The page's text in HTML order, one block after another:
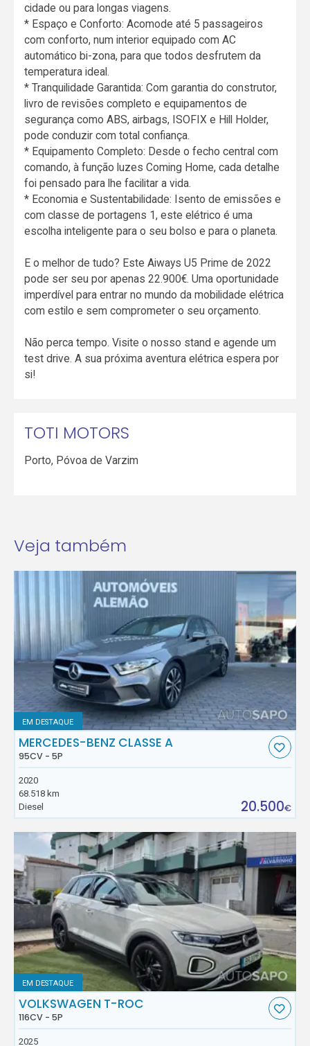
cidade ou para longas viagens.
* Espaço e Conforto: Acomode até 5 passageiros
com conforto, num interior equipado com AC
automático bi-zona, para que todos desfrutem da
temperatura ideal.
* Tranquilidade Garantida: Com garantia do construtor,
livro de revisões completo e equipamentos de
segurança como ABS, airbags, ISOFIX e Hill Holder,
pode conduzir com total confiança.
* Equipamento Completo: Desde o fecho central com
comando, à função luzes Coming Home, cada detalhe
foi pensado para lhe facilitar a vida.
* Economia e Sustentabilidade: Isento de emissões e
com classe de portagens 1, este elétrico é uma
escolha inteligente para o seu bolso e para o planeta.
E o melhor de tudo? Este Aiways U5 Prime de 2022
pode ser seu por apenas 22.900€. Uma oportunidade
imperdível para entrar no mundo da mobilidade elétrica
com estilo e sem comprometer o seu orçamento.
Não perca tempo. Visite o nosso stand e agende um
test drive. A sua próxima aventura elétrica espera por
si!
TOTI MOTORS
Porto, Póvoa de Varzim
Veja também
EM DESTAQUE
MERCEDES-BENZ CLASSE A
95CV - 5P
2020
68.518 km
Diesel
20.500€
EM DESTAQUE
VOLKSWAGEN T-ROC
116CV - 5P
2025